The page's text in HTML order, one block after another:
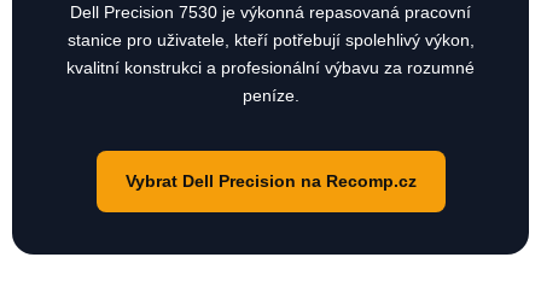
Dell Precision 7530 je výkonná repasovaná pracovní
stanice pro uživatele, kteří potřebují spolehlivý výkon,
kvalitní konstrukci a profesionální výbavu za rozumné
peníze.
Vybrat Dell Precision na Recomp.cz